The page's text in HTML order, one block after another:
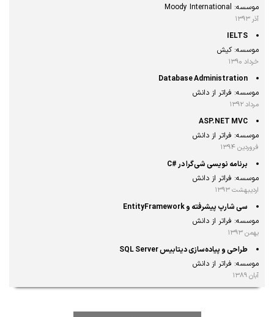
موسسه: Moody International
آذر ۱۳۹۳
IELTS
موسسه: کیش
خرداد ۱۳۹۰
Database Administration
موسسه: فراتر از دانش
مرداد ۱۳۹۲
ASP.NET MVC
موسسه: فراتر از دانش
فروردین ۱۳۹۴
برنامه‌ نویسی شی‌گرا در #C
موسسه: فراتر از دانش
اردیبهشت ۱۳۹۳
سی شارپ پیشرفته و EntityFramework
موسسه: فراتر از دانش
بهمن ۱۳۹۳
طراحی و پیاده‌سازی دیتابیس SQL Server
موسسه: فراتر از دانش
آبان ۱۳۸۹